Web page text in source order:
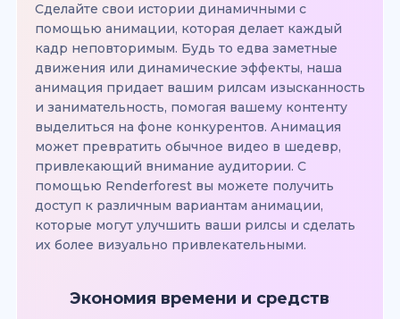
Сделайте свои истории динамичными с
помощью анимации, которая делает каждый
кадр неповторимым. Будь то едва заметные
движения или динамические эффекты, наша
анимация придает вашим рилсам изысканность
и занимательность, помогая вашему контенту
выделиться на фоне конкурентов. Анимация
может превратить обычное видео в шедевр,
привлекающий внимание аудитории. С
помощью Renderforest вы можете получить
доступ к различным вариантам анимации,
которые могут улучшить ваши рилсы и сделать
их более визуально привлекательными.
Экономия времени и средств